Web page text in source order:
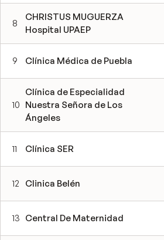
8
CHRISTUS MUGUERZA
Hospital UPAEP
9 Clínica Médica de Puebla
10
Clínica de Especialidad
Nuestra Señora de Los
Ángeles
11 Clínica SER
12 Clinica Belén
13 Central De Maternidad